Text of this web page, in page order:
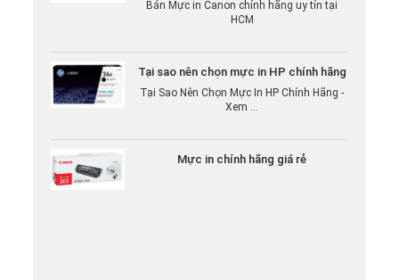
HCM
Tại Sao Nên Chọn Mực In HP Chính Hãng -
Xem ...